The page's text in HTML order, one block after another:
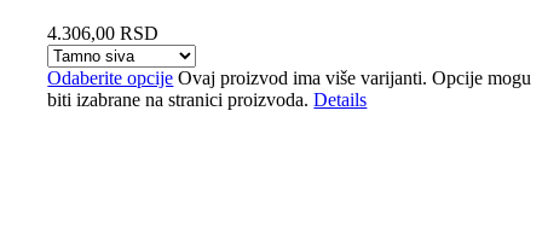
4.306,00RSD
Odaberite opcije Ovaj proizvod ima više varijanti. Opcije mogu
biti izabrane na stranici proizvoda.Details